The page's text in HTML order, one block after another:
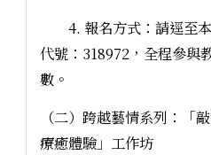
4. 報名方式：請逕至本
代號：318972，全程參與
數。
（二）跨越藝情系列：「
療癒體驗」工作坊